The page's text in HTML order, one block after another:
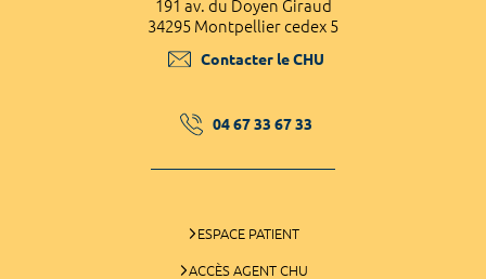
191 av. du Doyen Giraud
34295 Montpellier cedex 5
Contacter le CHU
04 67 33 67 33
ESPACE PATIENT
ACCÈS AGENT CHU